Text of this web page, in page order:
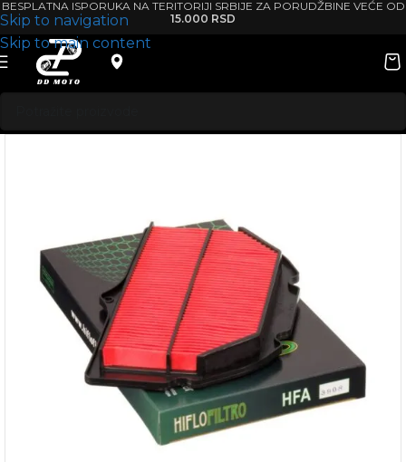
Skip to navigation
Skip to main content
BESPLATNA ISPORUKA NA TERITORIJI SRBIJE ZA PORUDŽBINE VEĆE OD
15.000 RSD